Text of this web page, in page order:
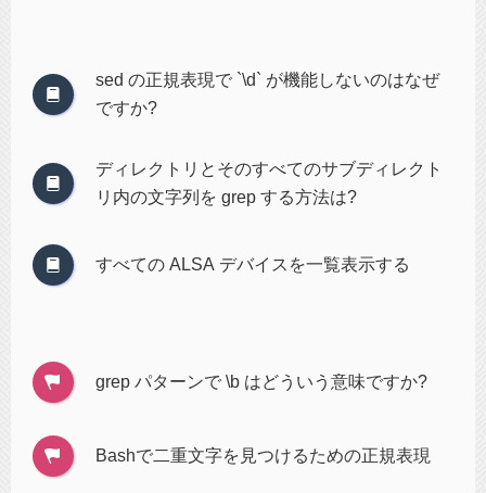
sed の正規表現で `\d` が機能しないのはなぜ
ですか?
ディレクトリとそのすべてのサブディレクト
リ内の文字列を grep する方法は?
すべての ALSA デバイスを一覧表示する
grep パターンで \b はどういう意味ですか?
Bashで二重文字を見つけるための正規表現